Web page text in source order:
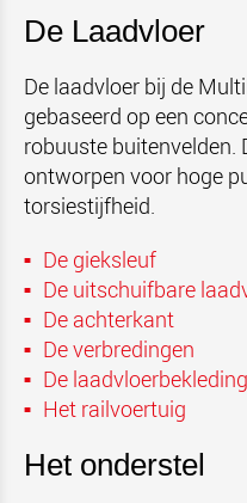
De Laadvloer
De laadvloer bij de
gebaseerd op een
robuuste buitenvelden.
ontworpen voor hoge
torsiestijfheid.
De gieksleuf
De uitschuifbare
De achterkant
De verbredingen
De
Het railvoertuig
Het onderstel